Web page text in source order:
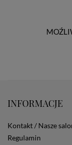
prawo do
osobowych
cofnięcie
Podanie
nie podasz
Na stronie
INFORMACJE
Kontakt / Nasze
Regulamin